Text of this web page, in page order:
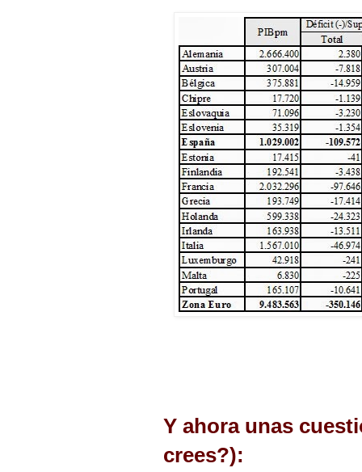
Y ahora unas
crees?):